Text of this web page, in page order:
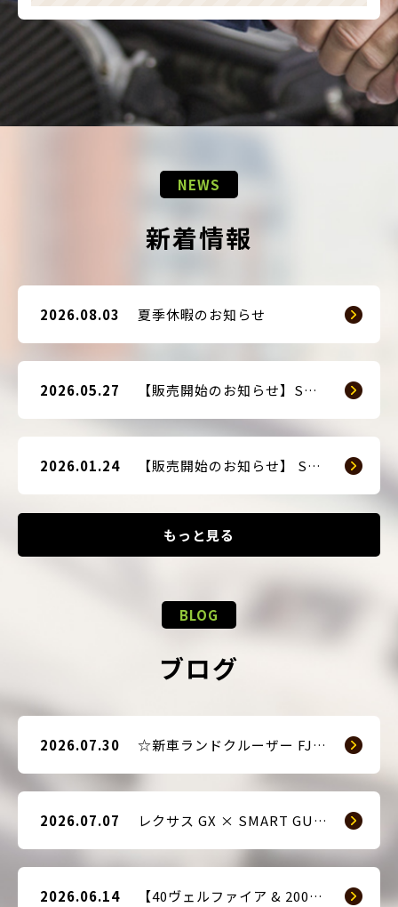
NEWS
新着情報
もっと見る
2026.08.03 夏季休暇のお知らせ
2026.05.27 【販売開始のお知らせ】SMART GUARD 3
2026.01.24 【販売開始のお知らせ】 SMART BLOCKER 2nd-Edition Plus
BLOG
ブログ
2026.07.30 ☆新車ランドクルーザー FJ（TRJ240） × Argus D1 & 前後ドライブレコーダー取付☆
2026.07.07 レクサス GX × SMART GUARD3 持ち込み取付
2026.06.14 【40ヴェルファイア & 200系ハイエース(9型) 新車2台へ SMART GUARD3取付】